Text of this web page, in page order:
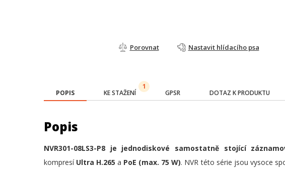
Porovnat Nastavit hlídacího psa
POPIS KE STAŽENÍ
1
GPSR DOTAZ K PRODUKTU
Popis
NVR301-08LS3-P8 je jednodiskové samostatně stojící
kompresí Ultra H.265 a PoE (max. 75 W). NVR této série jsou vysoce